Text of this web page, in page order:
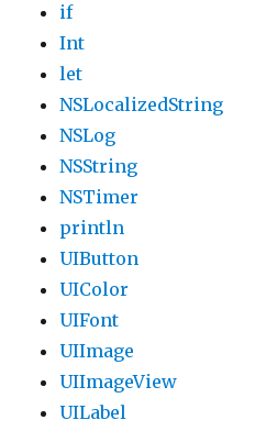
if
Int
let
NSLocalizedString
NSLog
NSString
NSTimer
println
UIButton
UIColor
UIFont
UIImage
UIImageView
UILabel